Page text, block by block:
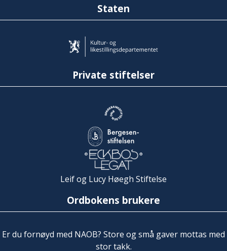
Staten
Private stiftelser
Leif og Lucy Høegh Stiftelse
Ordbokens brukere
Er du fornøyd med NAOB? Store og små gaver mottas med
stor takk.